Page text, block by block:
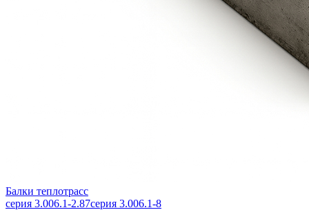
Балки теплотрасс
серия 3.006.1-2.87серия 3.006.1-8